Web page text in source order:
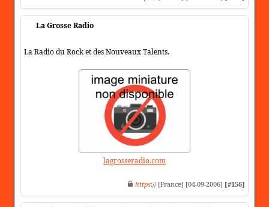
La Grosse Radio
La Radio du Rock et des Nouveaux Talents.
lagrosseradio.com
https:// [France] [04-09-2006] [#156]